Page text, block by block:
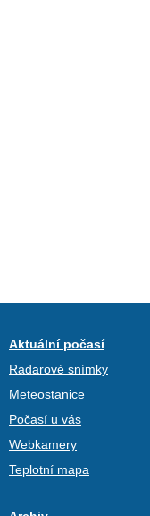
Aktuální počasí
Radarové snímky
Meteostanice
Počasí u vás
Webkamery
Teplotní mapa